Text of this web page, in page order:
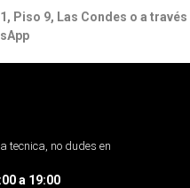
Piso 9, Las Condes o a través
tecnica, no dudes en
a 19:00